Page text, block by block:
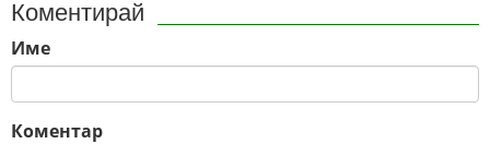
Коментирай
Име
Коментар